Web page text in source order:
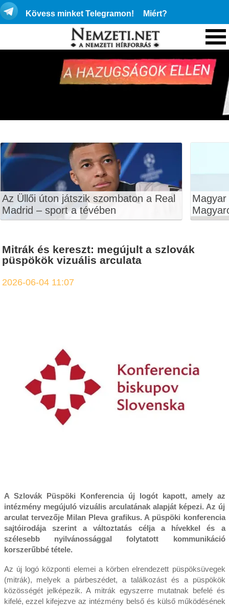
Kövess minket Telegramon! Miért?
Az Üllői úton játszik szombaton a Real
Madrid – sport a tévében
Mitrák és kereszt: megújult a szlovák
püspökök vizuális arculata
2026-06-04 11:07
A Szlovák Püspöki Konferencia új logót kapott, amely az
intézmény megújuló vizuális arculatának alapját képezi. Az új
arculat tervezője Milan Pleva grafikus. A püspöki konferencia
sajtóirodája szerint a változtatás célja a hívekkel és a
szélesebb nyilvánossággal folytatott kommunikáció
korszerűbbé tétele.
Az új logó központi elemei a körben elrendezett püspöksüvegek
(mitrák), melyek a párbeszédet, a találkozást és a püspökök
közösségét jelképezik. A mitrák egyszerre mutatnak befelé és
kifelé, ezzel kifejezve az intézmény belső és külső működésének